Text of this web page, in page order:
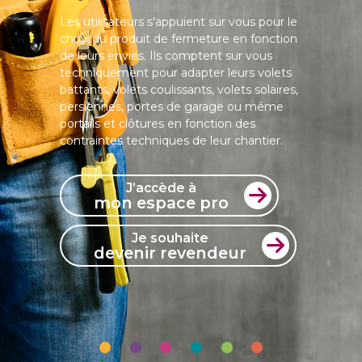
Les utilisateurs s’appuient sur vous pour le
choix du produit de fermeture en fonction
de leurs envies. Ils comptent sur vous
techniquement pour adapter leurs volets
battants, volets coulissants, volets solaires,
persiennes, portes de garage ou même
portails et clôtures en fonction des
contraintes techniques de leur chantier.
J’accède à
mon espace pro
Je souhaite
devenir revendeur